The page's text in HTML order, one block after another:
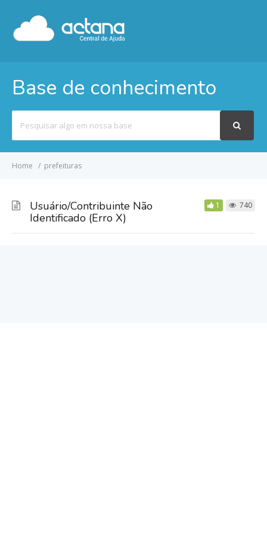
Base de conhecimento
por
Home prefeituras
Usuário/Contribuinte Não
Identificado (Erro X)
1 740